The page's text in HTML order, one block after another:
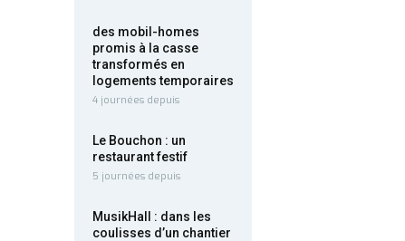
des mobil-homes
promis à la casse
transformés en
logements temporaires
4 journées depuis
Le Bouchon : un
restaurant festif
5 journées depuis
MusikHall : dans les
coulisses d’un chantier